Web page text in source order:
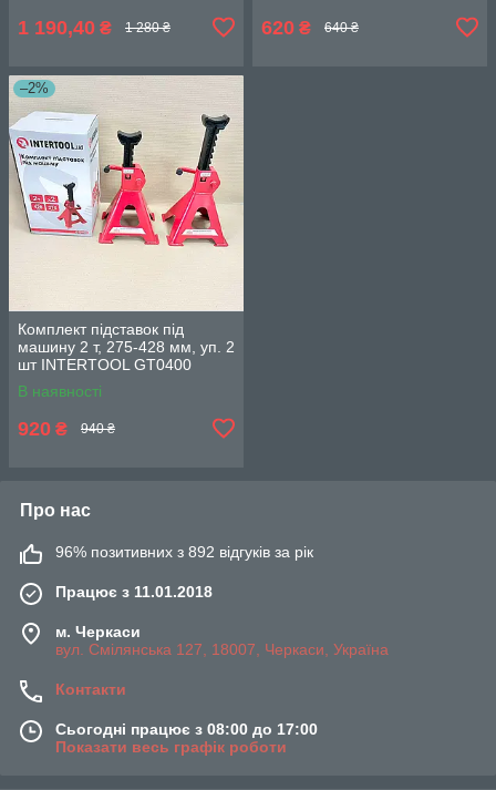
1 190,40 ₴ 1 280 ₴ 620 ₴ 640 ₴
–2%
Комплект підставок під
машину 2 т, 275-428 мм, уп. 2
шт INTERTOOL GT0400
В наявності
920 ₴ 940 ₴
Про нас
96% позитивних з 892 відгуків за рік
Працює з 11.01.2018
м. Черкаси
вул. Смілянська 127, 18007, Черкаси, Україна
Контакти
Сьогодні працює з 08:00 до 17:00
Показати весь графік роботи